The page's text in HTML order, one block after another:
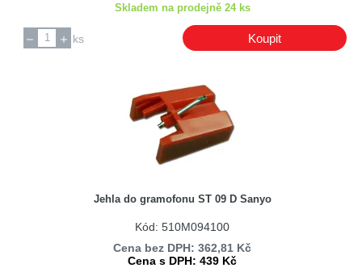
Technics / Panasonic
Tenorel
Skladem na prodejně 24 ks
ks Koupit
Jehla do gramofonu ST 09 D Sanyo
Kód: 510M094100
Cena bez DPH: 362,81 Kč
Cena s DPH: 439 Kč